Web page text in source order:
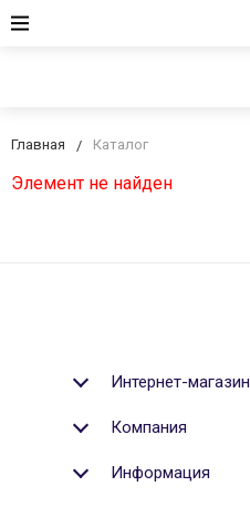
Главная Каталог
Элемент не найден
Интернет-магазин
Компания
Информация